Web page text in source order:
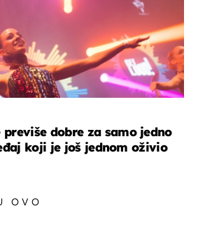
previše dobre za samo jedno
koji je još jednom oživio
OVO